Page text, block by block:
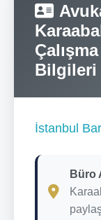
Bilgileri
İstanbul
Büro